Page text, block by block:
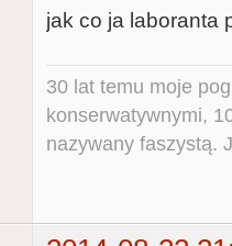
jak co ja laboranta
30 lat temu moje
konserwatywnymi,
nazywany faszystą.